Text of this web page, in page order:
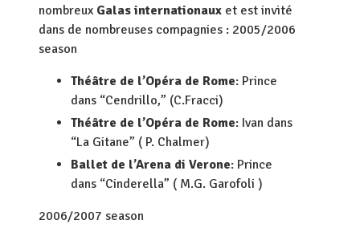
nombreux Galas internationaux et est invité
dans de nombreuses compagnies : 2005/2006
season
Théâtre de l’Opéra de Rome: Prince
dans “Cendrillo,” (C.Fracci)
Théâtre de l’Opéra de Rome: Ivan dans
“La Gitane” ( P. Chalmer)
Ballet de l’Arena di Verone: Prince
dans “Cinderella” ( M.G. Garofoli )
2006/2007 season